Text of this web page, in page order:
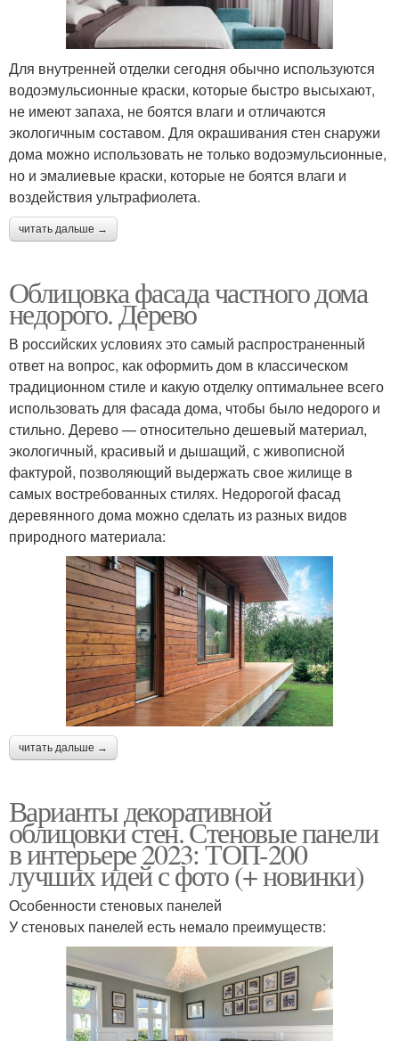
Для внутренней отделки сегодня обычно используются
водоэмульсионные краски, которые быстро высыхают,
не имеют запаха, не боятся влаги и отличаются
экологичным составом. Для окрашивания стен снаружи
дома можно использовать не только водоэмульсионные,
но и эмалиевые краски, которые не боятся влаги и
воздействия ультрафиолета.
читать дальше →
Облицовка фасада частного дома
недорого. Дерево
В российских условиях это самый распространенный
ответ на вопрос, как оформить дом в классическом
традиционном стиле и какую отделку оптимальнее всего
использовать для фасада дома, чтобы было недорого и
стильно. Дерево — относительно дешевый материал,
экологичный, красивый и дышащий, с живописной
фактурой, позволяющий выдержать свое жилище в
самых востребованных стилях. Недорогой фасад
деревянного дома можно сделать из разных видов
природного материала:
читать дальше →
Варианты декоративной
облицовки стен. Стеновые панели
в интерьере 2023: ТОП-200
лучших идей с фото (+ новинки)
Особенности стеновых панелей
У стеновых панелей есть немало преимуществ: